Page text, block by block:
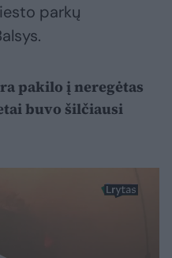
parkų
pakilo į neregėtas
buvo šilčiausi